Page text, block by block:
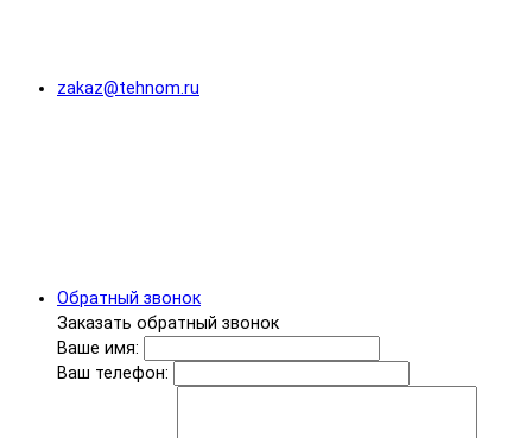
zakaz@tehnom.ru
Обратный звонок
Заказать обратный звонок
Ваше имя:
Ваш телефон: